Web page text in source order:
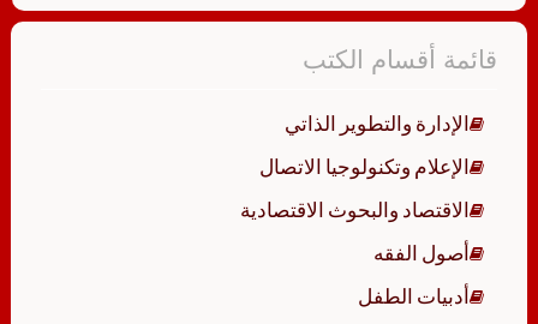
قائمة أقسام الكتب
الإدارة والتطوير الذاتي
الإعلام وتكنولوجيا الاتصال
الاقتصاد والبحوث الاقتصادية
أصول الفقه
أدبيات الطفل